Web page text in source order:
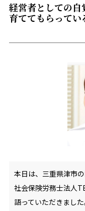
経営者としての自
育ててもらってい
本日は、三重県津市
社会保険労務士法人
語っていただきました